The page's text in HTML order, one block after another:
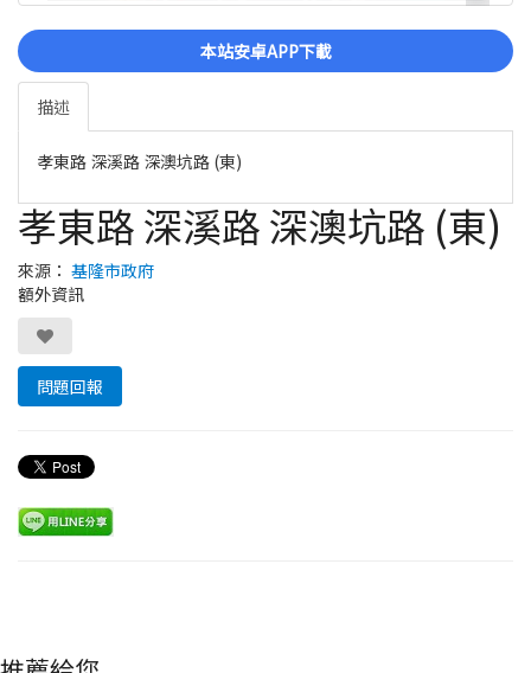
本站安卓APP下載
描述
孝東路 深溪路 深澳坑路 (東)
孝東路 深溪路 深澳坑路 (東)
來源： 基隆市政府
額外資訊
問題回報